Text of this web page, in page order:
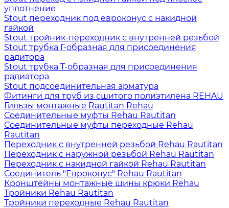
уплотнение
Stout переходник под евроконус с накидной
гайкой
Stout тройник-переходник с внутренней резьбой
Stout трубка Г-образная для присоединения
радитора
Stout трубка T-образная для присоединения
радиатора
Stout подсоединительная арматура
Фитинги для труб из сшитого полиэтилена REHAU
Гильзы монтажные Rautitan Rehau
Соединительные муфты Rehau Rautitan
Соединительные муфты переходные Rehau
Rautitan
Переходник с внутренней резьбой Rehau Rautitan
Переходник с наружной резьбой Rehau Rautitan
Переходник с накидной гайкой Rehau Rautitan
Соединитель "Евроконус" Rehau Rautitan
Кронштейны монтажные шины крюки Rehau
Тройники Rehau Rautitan
Тройники переходные Rehau Rautitan